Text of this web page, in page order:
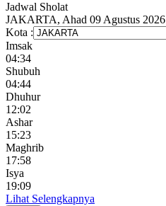
Jadwal Sholat
JAKARTA, Ahad 09 Agustus 2026
Kota :
Imsak
04:34
Shubuh
04:44
Dhuhur
12:02
Ashar
15:23
Maghrib
17:58
Isya
19:09
Lihat Selengkapnya